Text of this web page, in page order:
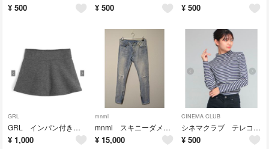
¥ 500 ¥ 500 ¥ 500
GRL
GRL インパン付きポンチミニスカート
¥ 1,000
mnml
mnml スキニーダメージデニム
¥ 15,000
CINEMA CLUB
シネマクラブ テレコハイネックT
¥ 500